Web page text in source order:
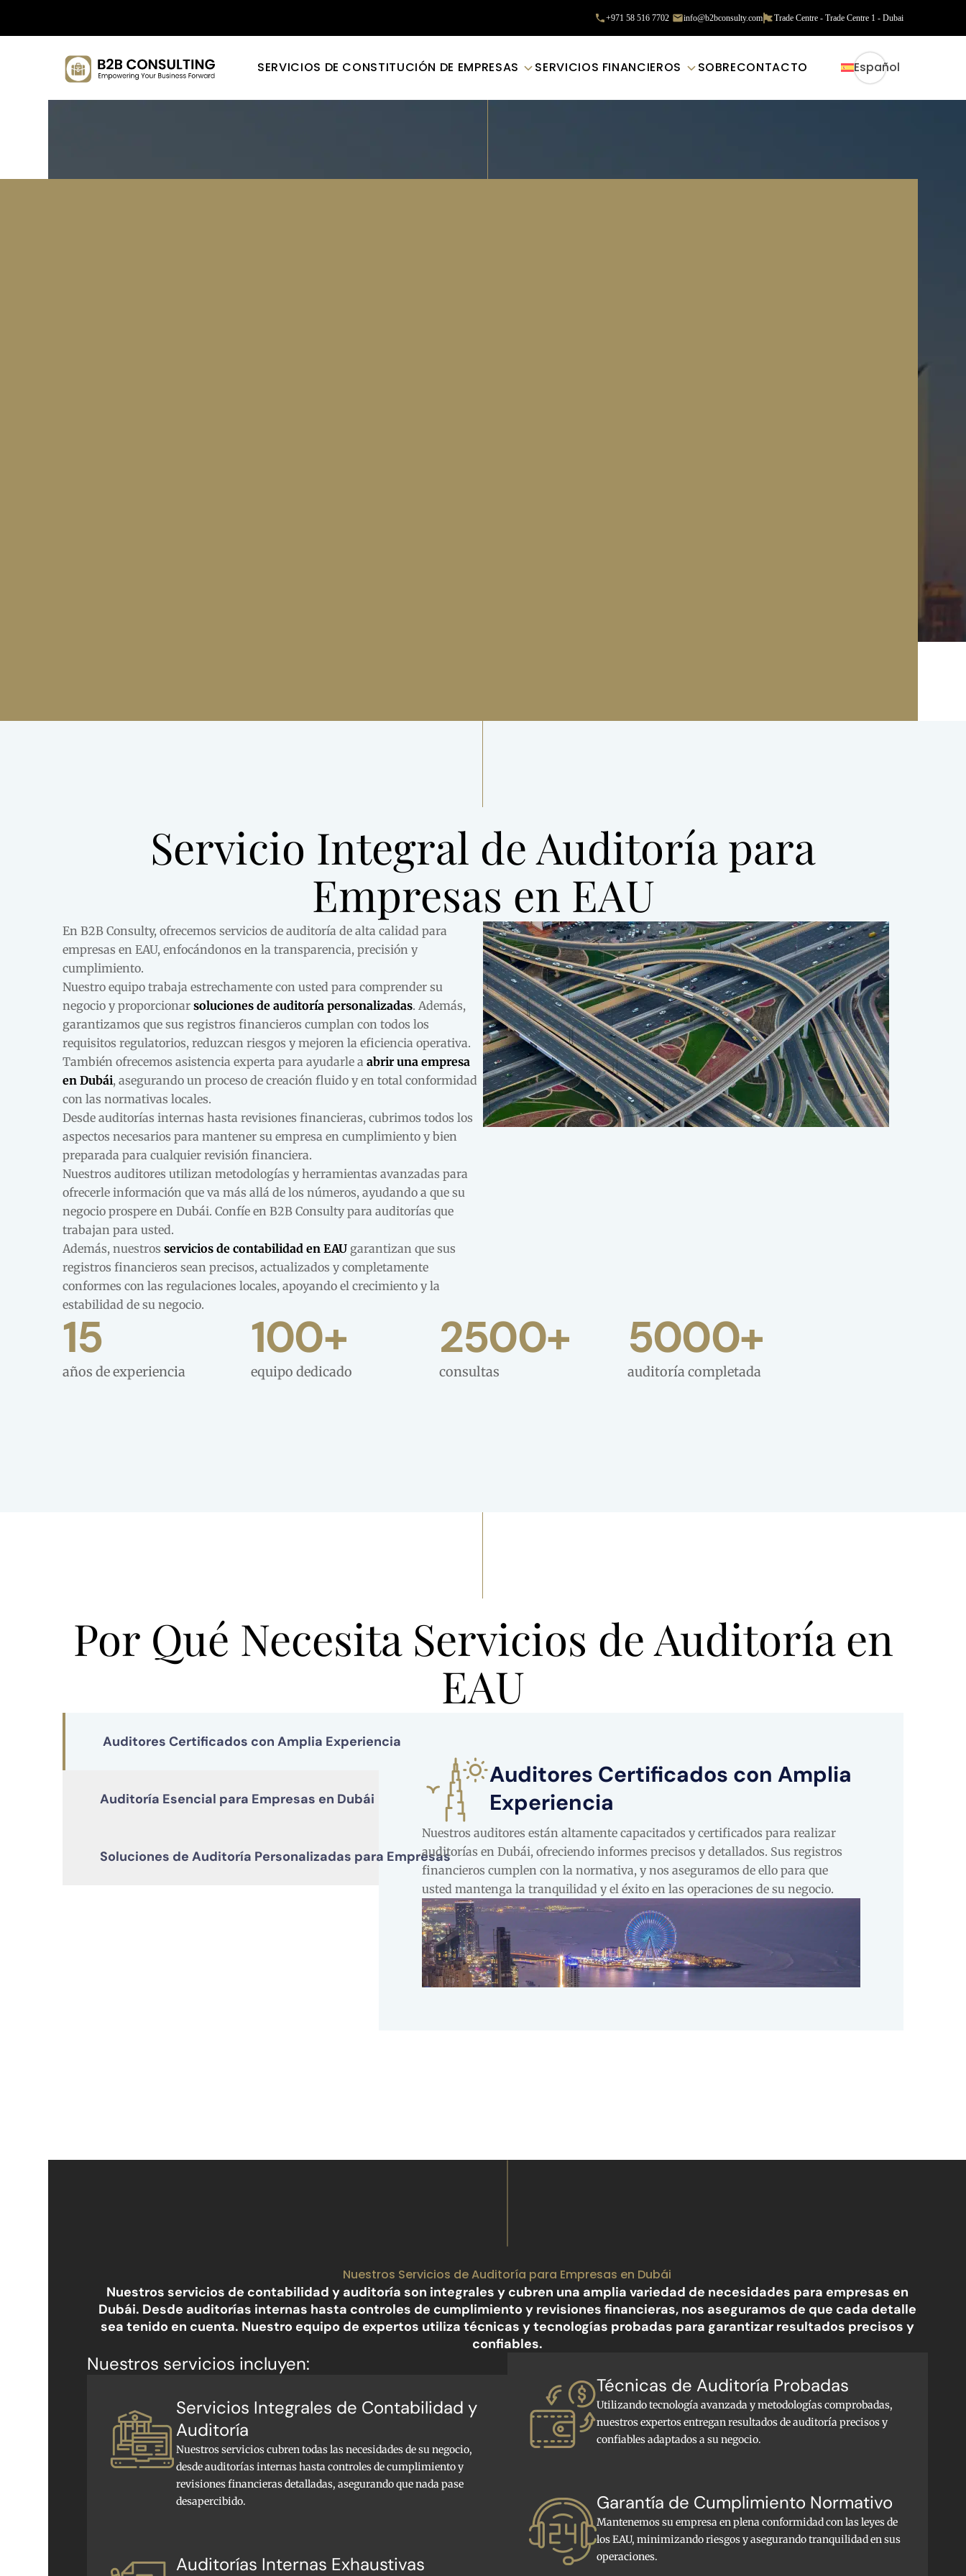
+971 58 516 7702 info@b2bconsulty.com Trade Centre - Trade Centre 1 - Dubai
SERVICIOS DE CONSTITUCIÓN DE EMPRESAS SERVICIOS FINANCIEROS SOBRECONTACTO Español
Servicio Integral de Auditoría para
Empresas en EAU
En B2B Consulty, ofrecemos servicios de auditoría de alta calidad para
empresas en EAU, enfocándonos en la transparencia, precisión y
cumplimiento.
Nuestro equipo trabaja estrechamente con usted para comprender su
negocio y proporcionar soluciones de auditoría personalizadas. Además,
garantizamos que sus registros financieros cumplan con todos los
requisitos regulatorios, reduzcan riesgos y mejoren la eficiencia operativa.
También ofrecemos asistencia experta para ayudarle a abrir una empresa
en Dubái, asegurando un proceso de creación fluido y en total conformidad
con las normativas locales.
Desde auditorías internas hasta revisiones financieras, cubrimos todos los
aspectos necesarios para mantener su empresa en cumplimiento y bien
preparada para cualquier revisión financiera.
Nuestros auditores utilizan metodologías y herramientas avanzadas para
ofrecerle información que va más allá de los números, ayudando a que su
negocio prospere en Dubái. Confíe en B2B Consulty para auditorías que
trabajan para usted.
Además, nuestros servicios de contabilidad en EAU garantizan que sus
registros financieros sean precisos, actualizados y completamente
conformes con las regulaciones locales, apoyando el crecimiento y la
estabilidad de su negocio.
15
años de experiencia
100+
equipo dedicado
2500+
consultas
5000+
auditoría completada
Por Qué Necesita Servicios de Auditoría en
EAU
Auditores Certificados con Amplia Experiencia
Auditoría Esencial para Empresas en Dubái
Soluciones de Auditoría Personalizadas para Empresas
Auditores Certificados con Amplia
Experiencia
Nuestros auditores están altamente capacitados y certificados para realizar
auditorías en Dubái, ofreciendo informes precisos y detallados. Sus registros
financieros cumplen con la normativa, y nos aseguramos de ello para que
usted mantenga la tranquilidad y el éxito en las operaciones de su negocio.
Nuestros Servicios de Auditoría para Empresas en Dubái
Nuestros servicios de contabilidad y auditoría son integrales y cubren una amplia variedad de necesidades para empresas en
Dubái. Desde auditorías internas hasta controles de cumplimiento y revisiones financieras, nos aseguramos de que cada detalle
sea tenido en cuenta. Nuestro equipo de expertos utiliza técnicas y tecnologías probadas para garantizar resultados precisos y
confiables.
Nuestros servicios incluyen:
Servicios Integrales de Contabilidad y
Auditoría
Nuestros servicios cubren todas las necesidades de su negocio,
desde auditorías internas hasta controles de cumplimiento y
revisiones financieras detalladas, asegurando que nada pase
desapercibido.
Auditorías Internas Exhaustivas
Técnicas de Auditoría Probadas
Utilizando tecnología avanzada y metodologías comprobadas,
nuestros expertos entregan resultados de auditoría precisos y
confiables adaptados a su negocio.
Garantía de Cumplimiento Normativo
Mantenemos su empresa en plena conformidad con las leyes de
los EAU, minimizando riesgos y asegurando tranquilidad en sus
operaciones.